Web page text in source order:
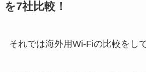
を7社比較！
それでは海外用Wi-Fiの比較をし